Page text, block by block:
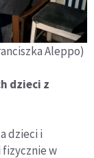
Aleppo)
dzieci z
dzieci i
fizycznie w